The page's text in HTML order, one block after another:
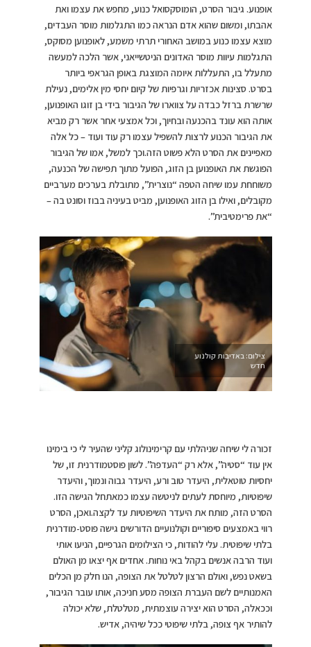
אופנוע. גיבור הסרט, הומוסקסואל כנוע, מחפש את עצמו ואת
אהבתו, ומשום שהוא אדם הנראה כמו התגלמות מוסר העבדים,
מוצא עצמו כנוע במושב האחורי תרתי משמע, לאופנוען מסוקס,
התגלמות עיוות מוסר האדונים הניטשייאני, אשר הלכה למעשה
מתעלל בו, התעללות איומה המוצגת באופן הגראפי ביותר
בסרט. סצינות אכזריות וגרפיות של קיום יחסי מין אלימים, נעילת
שרשרת ברזל כבדה על צווארו של הגיבור בידי בן זוגו האופנוען,
אותה הוא עונד בהכנעה ובחיוך, וכל אמצעי אחר אשר רק מביא
את הגיבור הכנוע לרצות להשפיל עצמו רק עוד ועוד – כל אלה
מאפיינים את הסרט הלא פשוט הזה.וכך למשל, אמו של הגיבור
הפוגשת את האופנוען בן הזוג, הפועל מתוך תפישה של הכנעה,
משוחחת עמו שיחה הטפה “נוצרית”, מתובלת בערכים מערביים
מקובלים, ואילו בן הזוג האופנוען, מביט בעיניה בבוז וסונט בה –
“את פרימטיבית”.
צילום: באדיבות קולנוע
חדש
זכורה לי שיחה שניהלתי עם קרימינולוג קליני שהעיר לי כי בימינו
אין עוד “סטיה”, אלא רק “העדפה”. לשון פוסטמודרנית זו, של
יחסיות טוטאלית, היעדר טוב ורע, היעדר גבוה ונמוך, והיעדר
שיפוטיות, מיוחסת לעתים לניטשה עצמו כמאתחל הגישה הזו.
הסרט הזה, מותח את היעדר השיפוטיות עד לקצה.ואכן, הסרט
רווי באמצעים סיפוריים וקולנועיים הדורשים גישה פוסט-מודרנית
בלתי שיפוטית. עלי להודות, כי הצילומים הגרפיים, הניעו אותי
ועוד הרבה אנשים בקהל באי נוחות. אחדים אף יצאו מן האולם
בשאט נפש, ואולם הרצון לטלטל את הצופה, הנו חלק מן הכלים
האמנותיים לשם העברת הצופה מסע חניכה, אותו עובר הגיבור,
וככאלה, הסרט הוא יצירה עוצמתית, מטלטלת, שלא יכולה
להותיר אף צופה, בלתי שיפוטי ככל שיהיה, אדיש.